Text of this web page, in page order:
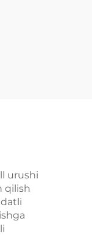
urushi
qilish